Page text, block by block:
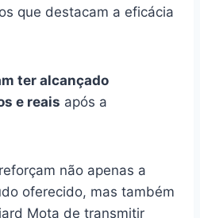
que destacam a eficácia
ter alcançado
e reais após a
não apenas a
oferecido, mas também
Mota de transmitir